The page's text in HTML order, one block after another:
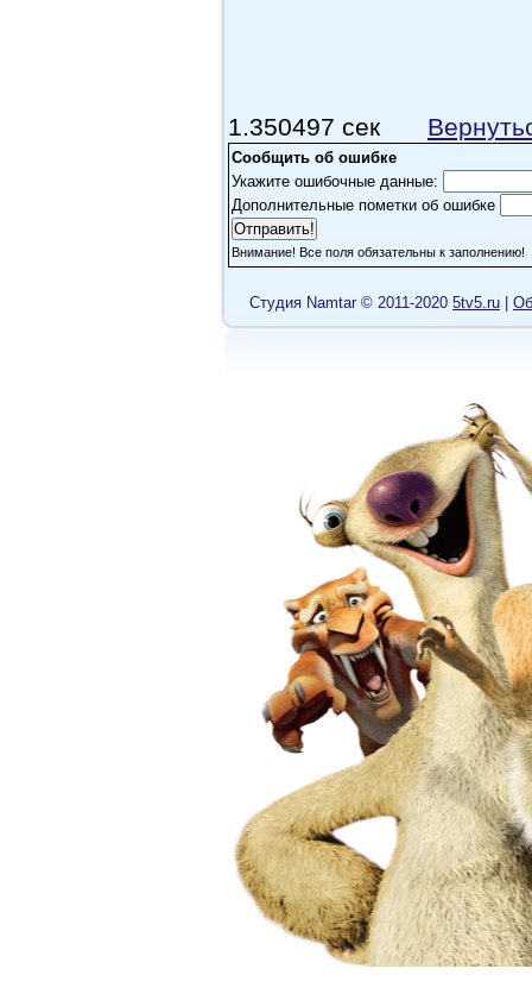
1.350497 сек
Сообщить об ошибке
Укажите ошибочные данные:
Дополнительные пометки об ошибке
Внимание! Все поля обязательны к заполнению!
Cтудия Namtar © 2011-2020 5tv5.ru